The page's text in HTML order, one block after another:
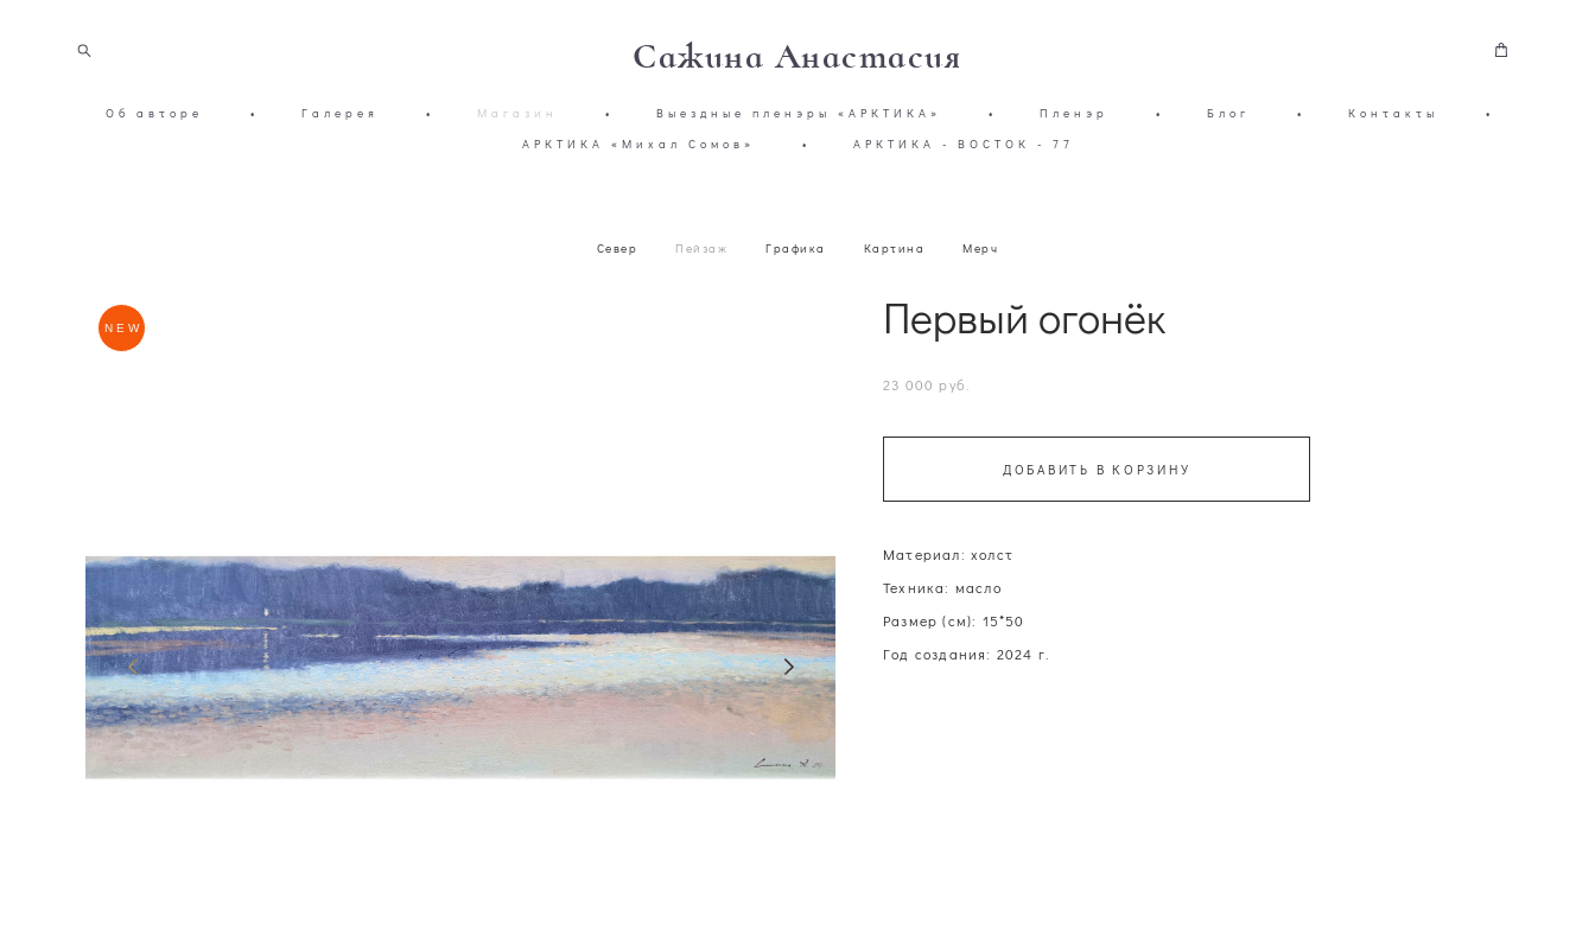
Сажина Анастасия
Об авторе • Галерея • Магазин • Выездные пленэры «АРКТИКА» • Пленэр • Блог • Контакты
•
АРКТИКА «Михал Сомов»
• АРКТИКА - ВОСТОК - 77
Север Пейзаж Графика Картина Мерч
NEW Первый огонёк
23 000 pуб.
ДОБАВИТЬ В КОРЗИНУ
Материал: холст
Техника: масло
Размер (см): 15*50
Год создания: 2024 г.